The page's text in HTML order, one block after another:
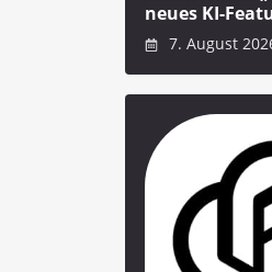
neues KI-
7. August